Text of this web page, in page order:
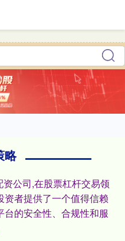
略
公司,在股票杠杆交易领
者提供了一个值得信赖
的安全性、合规性和服